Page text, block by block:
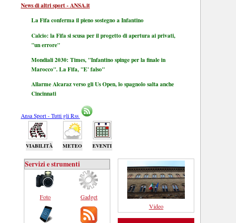
News di altri sport - ANSA.it
La Fifa conferma il pieno sostegno a Infantino
Calcio: la Fifa si scusa per il progetto di apertura ai privati,
"un errore"
Mondiali 2030: Times, "Infantino spinge per la finale in
Marocco". La Fifa, "E' falso"
Allarme Alcaraz verso gli Us Open, lo spagnolo salta anche
Cincinnati
Ansa Sport - Tutti gli Rss
VIABILITÀ METEO EVENTI
Servizi e strumenti
Foto Gadget
Video